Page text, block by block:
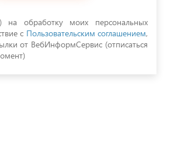
на обработку моих персональных
с Пользовательским соглашением,
от ВебИнформСервис (отписаться